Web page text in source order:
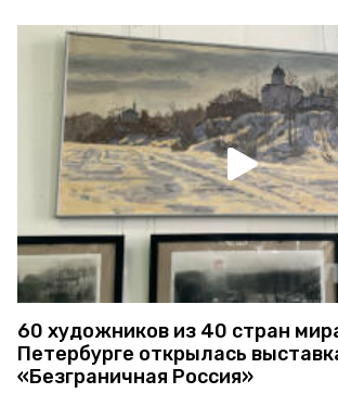
60 художников из 40 стран
Петербурге открылась
«Безграничная Россия»